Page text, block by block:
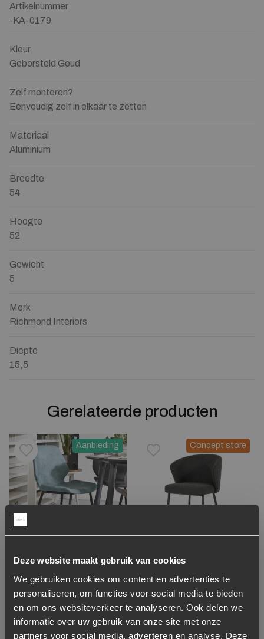
Deze website maakt gebruik van cookies
We gebruiken cookies om content en advertenties te
personaliseren, om functies voor social media te bieden
en om ons websiteverkeer te analyseren. Ook delen we
informatie over uw gebruik van onze site met onze
partners voor social media, adverteren en analyse. Deze
Artikelnummer
-KA-0179
Kleur
Geborsteld Goud
Zelf monteren?
Eenvoudig zelf in elkaar te zetten
Materiaal
Aluminium
Breedte
54
Hoogte
52
Gewicht
5
Merk
Richmond Interiors
Diepte
15,5
Gerelateerde producten
Aanbieding
Toevoegen aan verlanglijstje
Verwijderen van verlanglijst
-18%
Stoel Seashell – blauw
109,-
Oorspronkelijke prijs was: 109,-.
89,-
Huidige prijs is: 89,-.
Niet op voorraad
Concept store
Toevoegen aan
Verwijderen van verlanglijst
Stoel Santos Bouclé –
Zwart (showroom
model)
189,-
Op voorraad